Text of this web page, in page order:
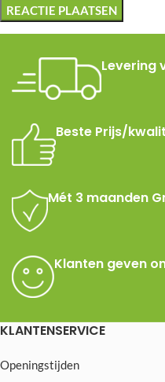
Levering
Beste Prijs/
Mét 3 maanden
Klanten geven
KLANTENSERVICE
Openingstijden